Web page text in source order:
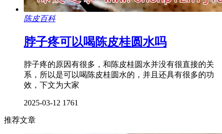
陈皮百科
脖子疼可以喝陈皮桂圆水吗
脖子疼的原因有很多，和陈皮桂圆水并没有很直接的关
系，所以是可以喝陈皮桂圆水的，并且还具有很多的功
效，下文为大家
2025-03-12 1761
推荐文章